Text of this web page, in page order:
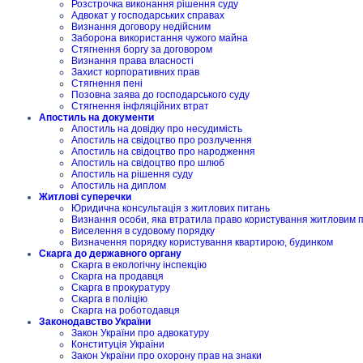
Розстрочка виконання рішення суду
Адвокат у господарських справах
Визнання договору недійсним
Заборона використання чужого майна
Стягнення боргу за договором
Визнання права власності
Захист корпоративних прав
Стягнення пені
Позовна заява до господарського суду
Стягнення інфляційних втрат
Апостиль на документи
Апостиль на довідку про несудимість
Апостиль на свідоцтво про розлучення
Апостиль на свідоцтво про народження
Апостиль на свідоцтво про шлюб
Апостиль на рішення суду
Апостиль на диплом
Житлові суперечки
Юридична консультація з житлових питань
Визнання особи, яка втратила право користування житловим
Виселення в судовому порядку
Визначення порядку користування квартирою, будинком
Скарга до державного органу
Скарга в екологічну інспекцію
Скарга на продавця
Скарга в прокуратуру
Скарга в поліцію
Скарга на роботодавця
Законодавство України
Закон України про адвокатуру
Конституція України
Закон України про охорону прав на знаки